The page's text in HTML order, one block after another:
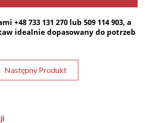
+48 733 131 270 lub 509 114 903, a
idealnie dopasowany do potrzeb
Następny Produkt